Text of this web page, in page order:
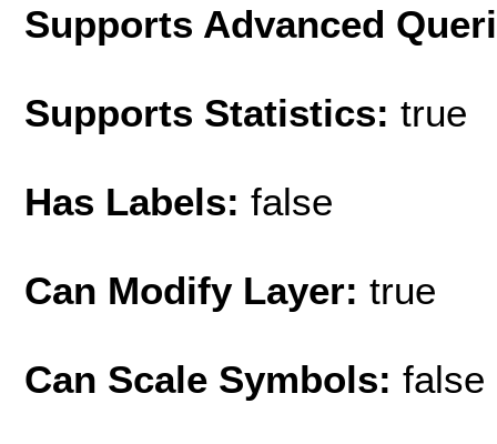
Supports Advanced
Supports Statistics: true
Has Labels: false
Can Modify Layer: true
Can Scale Symbols: false